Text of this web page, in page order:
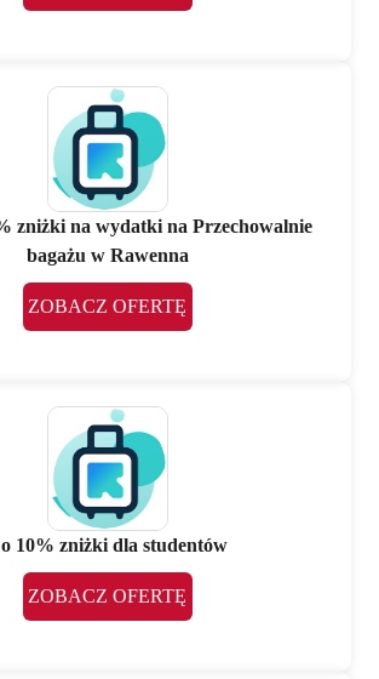
zniżki na wydatki na Przechowalnie
bagażu w Rawenna
ZOBACZ OFERTĘ
10% zniżki dla studentów
ZOBACZ OFERTĘ